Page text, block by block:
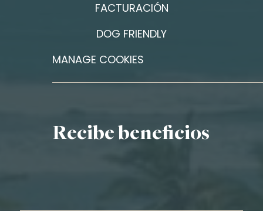
FACTURACIÓN
DOG FRIENDLY
MANAGE COOKIES
Recibe beneficios